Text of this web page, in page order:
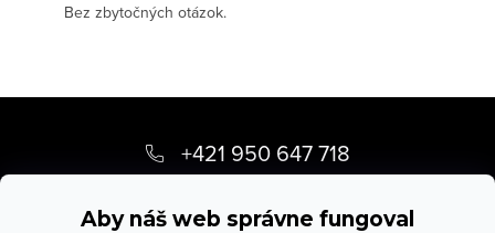
Aby náš web správne fungoval
Bez zbytočných otázok.
p
+421 950 647 718